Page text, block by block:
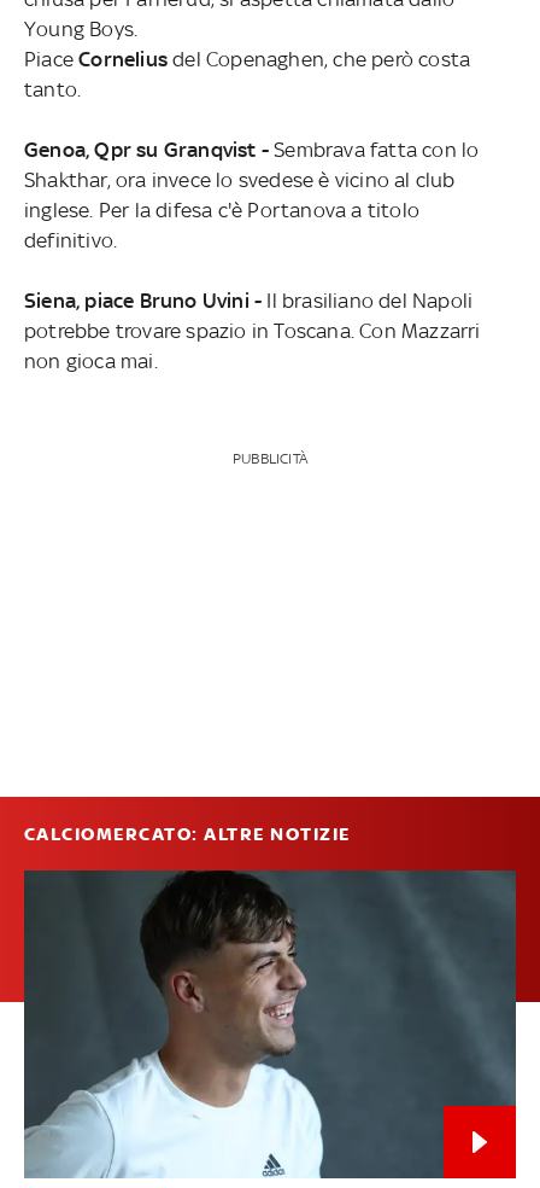
Young Boys.
PiaceCorneliusdel Copenaghen, che però costa
tanto.
Genoa, Qpr su Granqvist -Sembrava fatta con lo
Shakthar, ora invece lo svedese è vicino al club
inglese. Per la difesa c'è Portanova a titolo
definitivo.
Siena, piace Bruno Uvini - Il brasiliano del Napoli
potrebbe trovare spazio in Toscana. Con Mazzarri
non gioca mai.
PUBBLICITÀ
CALCIOMERCATO: ALTRE NOTIZIE